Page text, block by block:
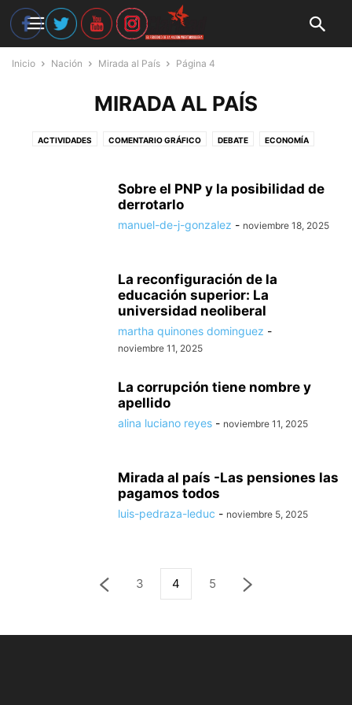
Inicio Nación Mirada al País Página 4
MIRADA AL PAÍS
ACTIVIDADES COMENTARIO GRÁFICO DEBATE ECONOMÍA
RECURSOS REPORTAJE
Sobre el PNP y la posibilidad de
derrotarlo
manuel-de-j-gonzalez - noviembre 18, 2025
La reconfiguración de la
educación superior: La
universidad neoliberal
martha quinones dominguez -
noviembre 11, 2025
La corrupción tiene nombre y
apellido
alina luciano reyes - noviembre 11, 2025
Mirada al país -Las pensiones las
pagamos todos
luis-pedraza-leduc - noviembre 5, 2025
3 4 5